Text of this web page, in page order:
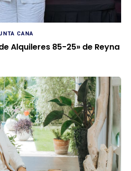
CANA
Alquileres 85-25» de Reyna